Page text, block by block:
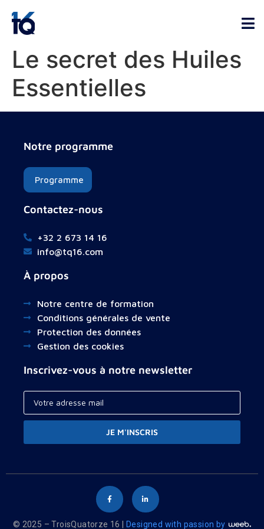
Le secret des Huiles
Essentielles
Notre programme
Programme
Contactez-nous
+32 2 673 14 16
info@tq16.com
À propos
Notre centre de formation
Conditions générales de vente
Protection des données
Gestion des cookies
Inscrivez-vous à notre newsletter
JE M'INSCRIS
© 2025 – TroisQuatorze 16 | Designed with passion byYour